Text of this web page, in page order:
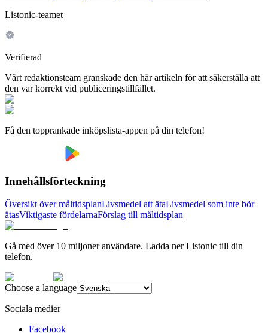
Listonic-teamet
Verifierad
Vårt redaktionsteam granskade den här artikeln för att säkerställa att
den var korrekt vid publiceringstillfället.
Få den topprankade inköpslista-appen på din telefon!
Innehållsförteckning
Översikt över måltidsplanLivsmedel att ätaLivsmedel som inte bör
ätasViktigaste fördelarnaFörslag till måltidsplan
Gå med över 10 miljoner användare. Ladda ner Listonic till din
telefon.
Choose a language
Sociala medier
Facebook